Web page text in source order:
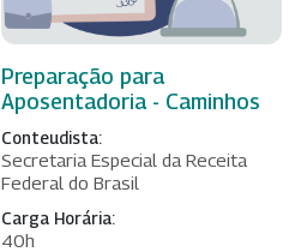
Preparação para
Aposentadoria - Caminhos
Conteudista:
Secretaria Especial da Receita
Federal do Brasil
Carga Horária:
40h